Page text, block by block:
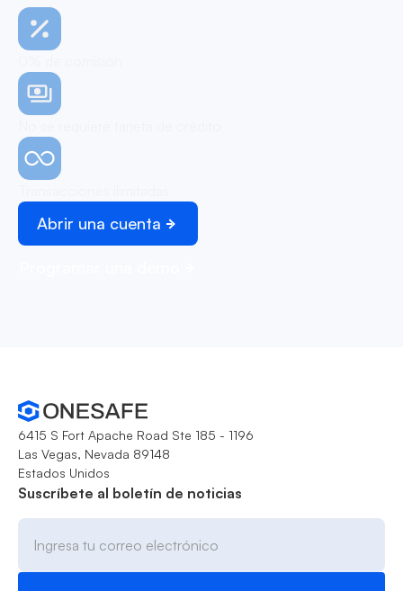
Abrir una cuenta
6415 S Fort Apache Road Ste 185 - 1196
Las Vegas, Nevada 89148
Estados Unidos
Suscríbete al boletín de noticias